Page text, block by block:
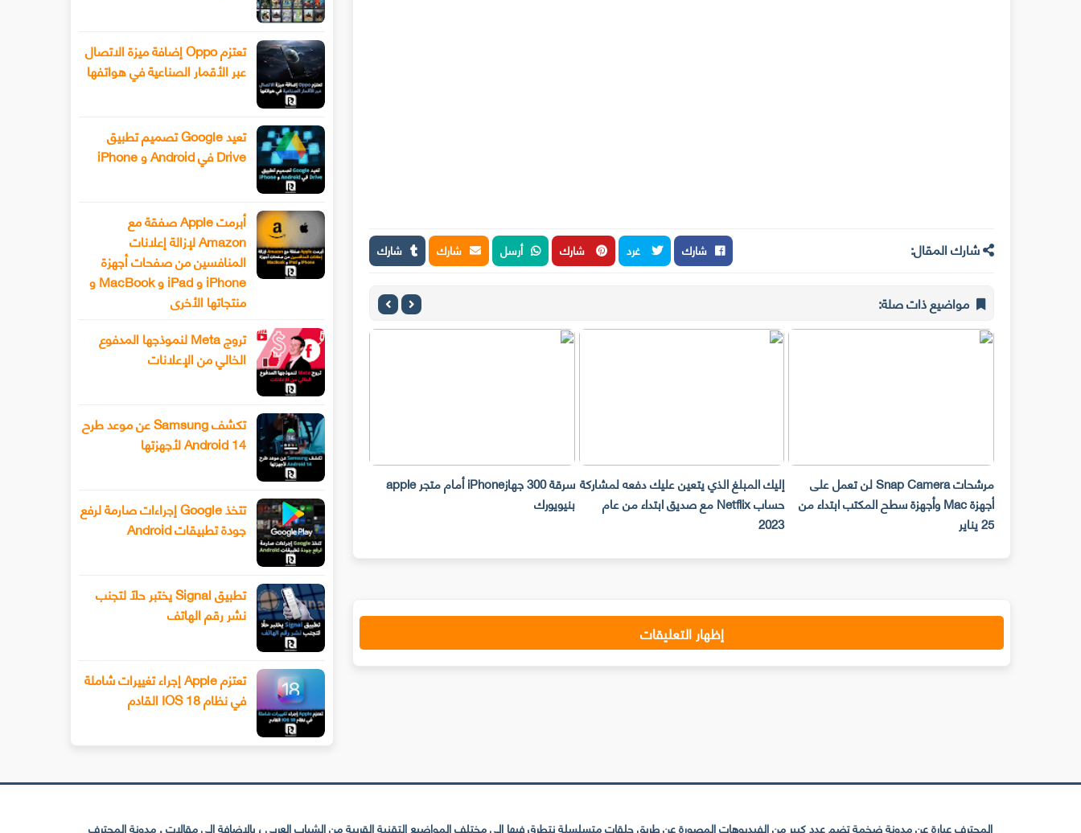
شارك المقال: شارك غرد شارك أرسل شارك شارك
مواضيع ذات صلة:
مرشحات Snap Camera لن تعمل على
أجهزة Mac وأجهزة سطح المكتب ابتداء من
25 يناير
إليك المبلغ الذي يتعين عليك دفعه لمشاركة
حساب Netflix مع صديق ابتداء من عام
2023
سرقة 300 جهازiPhone أمام متجر apple
بنيويورك تليفوتوغرافي الفيديو المتقدمة باستخدام وضع
إظهار التعليقات
تعتزم Oppo إضافة ميزة الاتصال
عبر الأقمار الصناعية في هواتفها
تعيد Google تصميم تطبيق
Drive في Android و iPhone
أبرمت Apple صفقة مع
Amazon لإزالة إعلانات
المنافسين من صفحات أجهزة
iPhone و iPad و MacBook و
منتجاتها الأخرى
تروج Meta لنموذجها المدفوع
الخالي من الإعلانات
تكشف Samsung عن موعد طرح
Android 14 لأجهزتها
تتخذ Google إجراءات صارمة لرفع
جودة تطبيقات Android
تطبيق Signal يختبر حلًا لتجنب
نشر رقم الهاتف
تعتزم Apple إجراء تغييرات شاملة
في نظام IOS 18 القادم
المحترف عبارة عن مدونة ضخمة تضم عدد كبير من الفيديوهات المصورة عن طريق حلقات متسلسلة نتطرق فيها إلى مختلف المواضيع التقنية القريبة من الشباب العربي ، بالإضافة إلى مقالات . مدونة المحترف